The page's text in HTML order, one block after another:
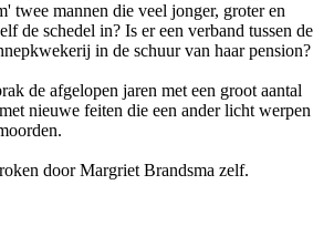
twee mannen die veel jonger, groter en
de schedel in? Is er een verband tussen de
in de schuur van haar pension?
de afgelopen jaren met een groot aantal
nieuwe feiten die een ander licht werpen
door Margriet Brandsma zelf.